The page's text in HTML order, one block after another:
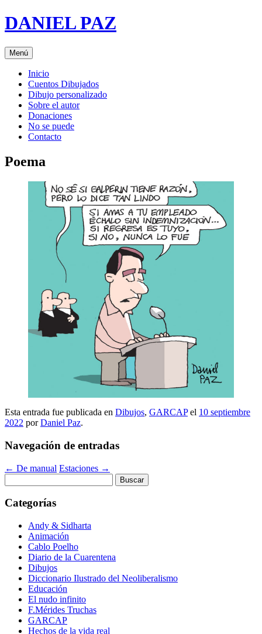
Saltar
al
DANIEL PAZ
Menú
Inicio
Cuentos Dibujados
Dibujo personalizado
Sobre el autor
Donaciones
No se puede
Contacto
Poema
Esta entrada fue publicada en Dibujos, GARCAPel 10 septiembre
2022 porDaniel Paz.
Navegación de entradas
← De manual Estaciones →
Categorías
Andy & Sidharta
Animación
Cablo Poelho
Diario de la Cuarentena
Dibujos
Diccionario Ilustrado del Neoliberalismo
Educación
El nudo infinito
F.Mérides Truchas
GARCAP
Hechos de la vida real